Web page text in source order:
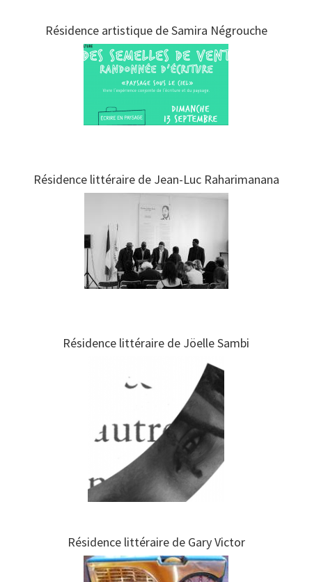
Résidence artistique de Samira Négrouche
Résidence littéraire de Jean-Luc Raharimanana
Résidence littéraire de Jöelle Sambi
Résidence littéraire de Gary Victor